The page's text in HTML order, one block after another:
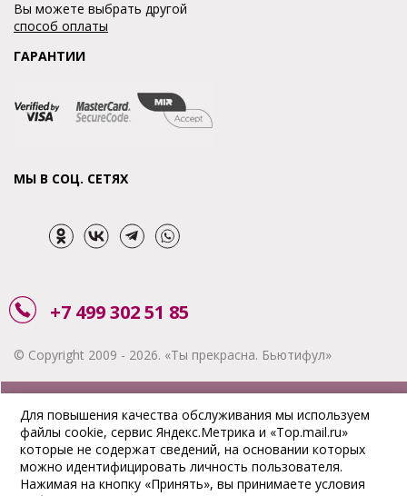
Вы можете выбрать другой
способ оплаты
ГАРАНТИИ
МЫ В СОЦ. СЕТЯХ
+7 499 302 51 85
© Copyright 2009 - 2026. «Ты прекрасна. Бьютифул»
АКЦИИ
ДОСТАВКА
Для повышения качества обслуживания мы используем
файлы cookie, сервис Яндекс.Метрика и «Top.mail.ru»
которые не содержат сведений, на основании которых
можно идентифицировать личность пользователя.
Нажимая на кнопку «Принять», вы принимаете условия